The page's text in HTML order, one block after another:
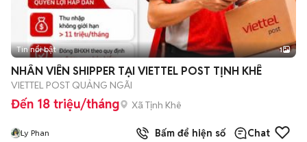
Tin nổi bật 1
NHÂN VIÊN SHIPPER TẠI VIETTEL POST TỊNH KHÊ
VIETTEL POST QUẢNG NGÃI
Đến 18 triệu/tháng Xã Tịnh Khê
Ly Phan Bấm để hiện số Chat